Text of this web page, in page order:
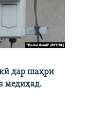
дар шаҳри
медиҳад.